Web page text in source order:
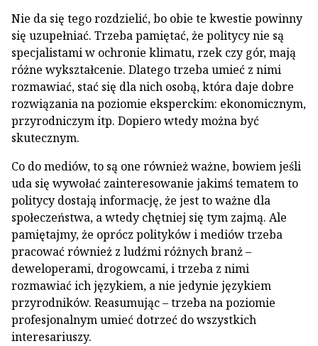
Nie da się tego rozdzielić, bo obie te kwestie powinny
się uzupełniać. Trzeba pamiętać, że politycy nie są
specjalistami w ochronie klimatu, rzek czy gór, mają
różne wykształcenie. Dlatego trzeba umieć z nimi
rozmawiać, stać się dla nich osobą, która daje dobre
rozwiązania na poziomie eksperckim: ekonomicznym,
przyrodniczym itp. Dopiero wtedy można być
skutecznym.
Co do mediów, to są one również ważne, bowiem jeśli
uda się wywołać zainteresowanie jakimś tematem to
politycy dostają informację, że jest to ważne dla
społeczeństwa, a wtedy chętniej się tym zajmą. Ale
pamiętajmy, że oprócz polityków i mediów trzeba
pracować również z ludźmi różnych branż –
deweloperami, drogowcami, i trzeba z nimi
rozmawiać ich językiem, a nie jedynie językiem
przyrodników. Reasumując – trzeba na poziomie
profesjonalnym umieć dotrzeć do wszystkich
interesariuszy.